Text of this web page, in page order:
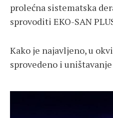
prolećna sistematska
sprovoditi EKO-SAN
Kako je najavljeno, u
sprovedeno i